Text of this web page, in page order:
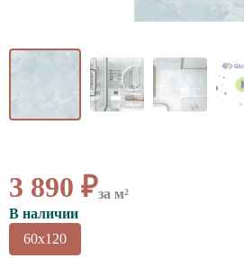
КОНТАКТЫ
3 890 ₽за м²
В наличии
60x120